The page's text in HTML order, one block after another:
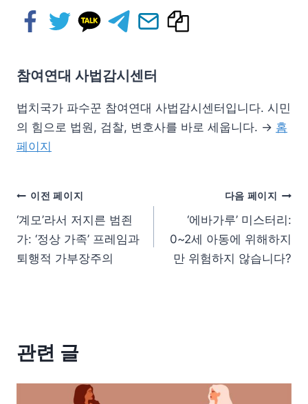
참여연대 사법감시센터
법치국가 파수꾼 참여연대 사법감시센터입니다. 시민
의 힘으로 법원, 검찰, 변호사를 바로 세웁니다. → 홈
페이지
이전 페이지
‘계모’라서 저지른 범죈
가: ‘정상 가족’ 프레임과
퇴행적 가부장주의
다음 페이지
‘에바가루’ 미스터리:
0~2세 아동에 위해하지
만 위험하지 않습니다?
관련 글